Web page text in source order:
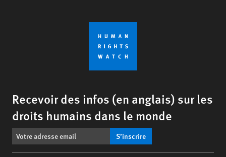
Recevoir des infos (en anglais) sur les
droits humains dans le monde
S’inscrire